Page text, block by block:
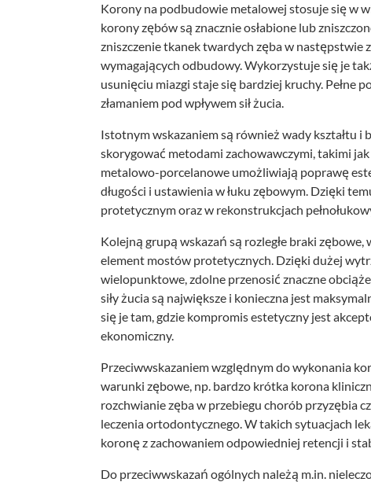
Korony na podbudowie metalowej stosuje się w
korony zębów są znacznie osłabione lub
zniszczenie tkanek twardych zęba w następstwie
wymagających odbudowy. Wykorzystuje się je
usunięciu miazgi staje się bardziej kruchy. Pełne
złamaniem pod wpływem sił żucia.
Istotnym wskazaniem są również wady kształtu
skorygować metodami zachowawczymi, takimi
metalowo-porcelanowe umożliwiają poprawę
długości i ustawienia w łuku zębowym. Dzięki
protetycznym oraz w rekonstrukcjach
Kolejną grupą wskazań są rozległe braki
element mostów protetycznych. Dzięki dużej
wielopunktowe, zdolne przenosić znaczne
siły żucia są największe i konieczna jest
się je tam, gdzie kompromis estetyczny jest
ekonomiczny.
Przeciwwskazaniem względnym do wykonania
warunki zębowe, np. bardzo krótka korona
rozchwianie zęba w przebiegu chorób przyzębia
leczenia ortodontycznego. W takich sytuacjach
koronę z zachowaniem odpowiedniej retencji i
Do przeciwwskazań ogólnych należą m.in.